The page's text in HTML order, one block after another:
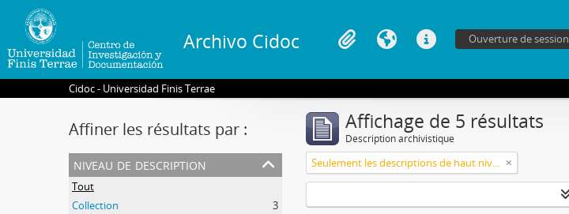
Archivo Cidoc Ouverture de session
Cidoc - Universidad Finis Terrae
Affiner les résultats par :
niveau de description
Tout
Collection
3
Affichage de 5 résultats
Description archivistique
Seulement les descriptions de haut niveau